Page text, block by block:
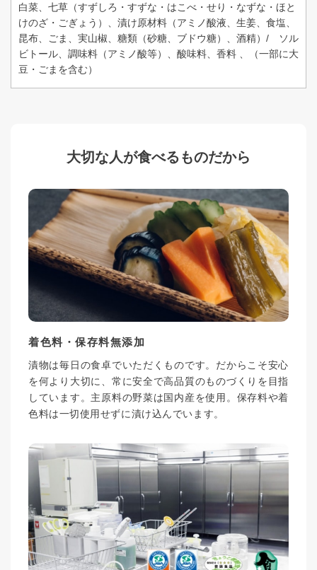
白菜、七草（すずしろ・すずな・はこべ・せり・なずな・ほと
けのざ・ごぎょう）、漬け原材料（アミノ酸液、生姜、食塩、
昆布、ごま、実山椒、糖類（砂糖、ブドウ糖）、酒精）/ ソル
ビトール、調味料（アミノ酸等）、酸味料、香料 、（一部に大
豆・ごまを含む）
大切な人が食べるものだから
着色料・保存料無添加
漬物は毎日の食卓でいただくものです。だからこそ安心
を何より大切に、常に安全で高品質のものづくりを目指
しています。主原料の野菜は国内産を使用。保存料や着
色料は一切使用せずに漬け込んでいます。